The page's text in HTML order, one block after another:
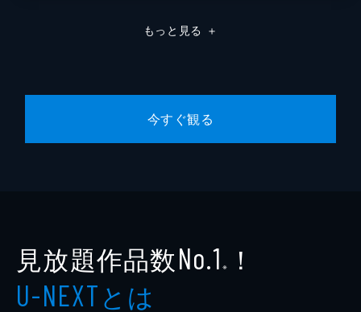
もっと見る ＋
今すぐ観る
見放題作品数No.1 ※ ！
U-NEXTとは